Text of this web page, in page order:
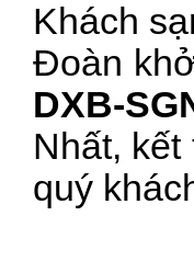
Khách
Đoàn
DXB-
Nhất,
quý